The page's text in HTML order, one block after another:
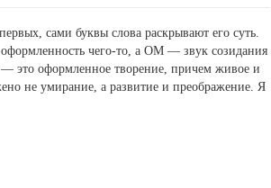
сами буквы слова раскрывают его суть.
чего-то, а ОМ — звук созидания
это оформленное творение, причем живое и
не умирание, а развитие и преображение. Я